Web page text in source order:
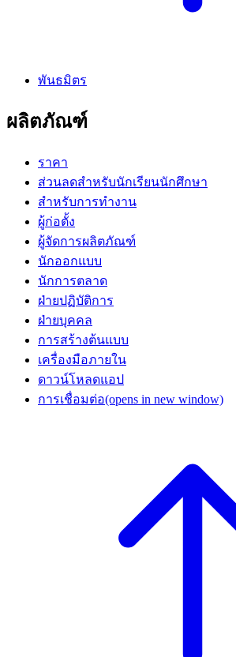
พันธมิตร
ผลิตภัณฑ์
ราคา
ส่วนลดสำหรับนักเรียนนักศึกษา
สำหรับการทำงาน
ผู้ก่อตั้ง
ผู้จัดการผลิตภัณฑ์
นักออกแบบ
นักการตลาด
ฝ่ายปฏิบัติการ
ฝ่ายบุคคล
การสร้างต้นแบบ
เครื่องมือภายใน
ดาวน์โหลดแอป
การเชื่อมต่อ(opens in new window)